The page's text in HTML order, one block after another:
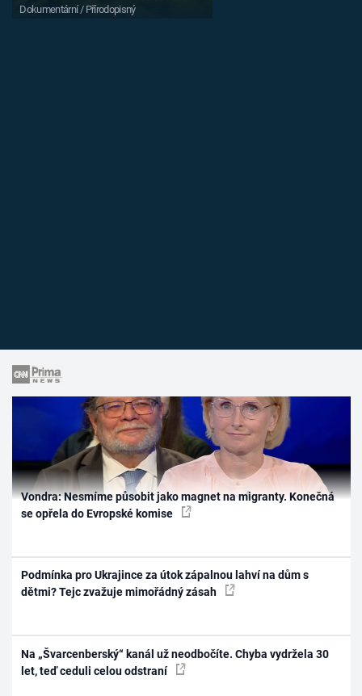
Dokumentární / Přírodopisný
Vondra: Nesmíme působit jako magnet na migranty. Konečná
se opřela do Evropské komise
Podmínka pro Ukrajince za útok zápalnou lahví na dům s
dětmi? Tejc zvažuje mimořádný zásah
Na „Švarcenberský“ kanál už neodbočíte. Chyba vydržela 30
let, teď ceduli celou odstraní